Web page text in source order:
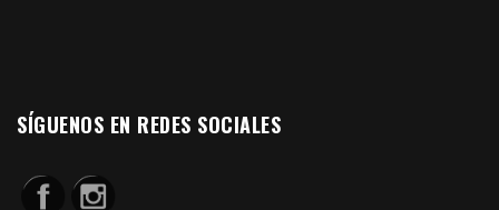
SÍGUENOS EN REDES SOCIALES